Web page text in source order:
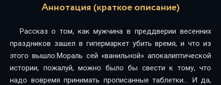
Аннотация (краткое описание)
Рассказ о том, как мужчина в преддверии весенних
праздников зашел в гипермаркет убить время, и что из
этого вышло.Мораль сей «ванильной» апокалиптической
истории, пожалуй, можно было бы свести к тому, что
надо вовремя принимать прописанные таблетки... И да,